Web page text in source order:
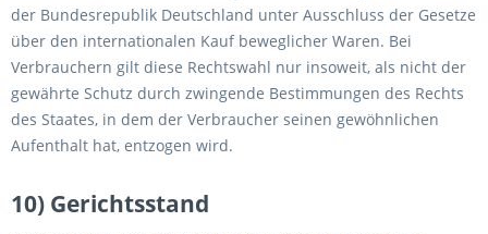
der Bundesrepublik Deutschland unter Ausschluss der Gesetze
über den internationalen Kauf beweglicher Waren. Bei
Verbrauchern gilt diese Rechtswahl nur insoweit, als nicht der
gewährte Schutz durch zwingende Bestimmungen des Rechts
des Staates, in dem der Verbraucher seinen gewöhnlichen
Aufenthalt hat, entzogen wird.
10) Gerichtsstand